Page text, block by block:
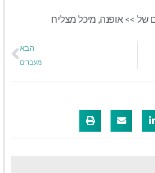
של >> אופנה, מיכל מצליח
הבא
מעברים